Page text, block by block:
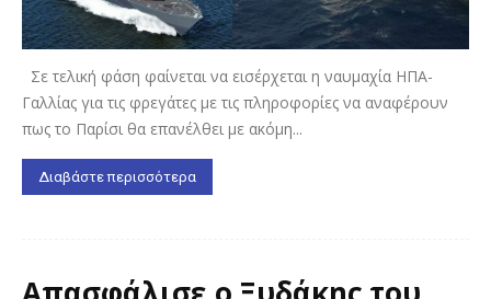
Σε τελική φάση φαίνεται να εισέρχεται η ναυμαχία ΗΠΑ-
Γαλλίας για τις φρεγάτες με τις πληροφορίες να αναφέρουν
πως το Παρίσι θα επανέλθει με ακόμη...
Διαβάστε περισσότερα